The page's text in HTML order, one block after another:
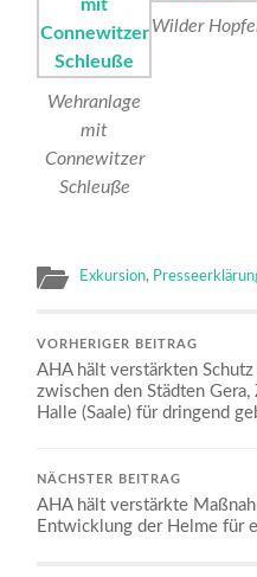
Wehranlage
mit
Connewitzer
Schleuße
Wilder
Exkursion,
VORHERIGER BEITRAG
AHA hält verstärkten
zwischen den Städten
Halle (Saale) für dringend
NÄCHSTER BEITRAG
AHA hält verstärkte
Entwicklung der Helme für